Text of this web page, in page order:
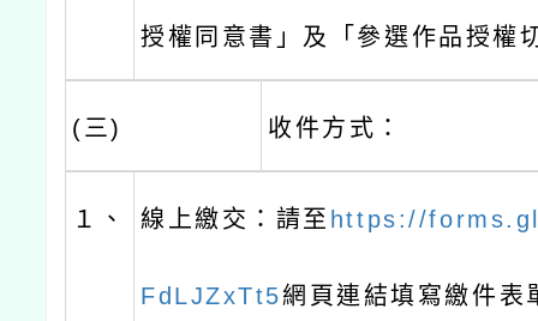
授權同意書」及「參選作品授權
(三) 收件方式：
１、 線上繳交：請至 https://
FdLJZxTt5網頁連結填寫繳件表